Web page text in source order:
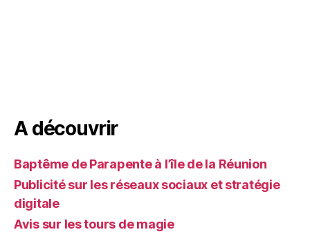
A découvrir
Baptême de Parapente à l’île de la Réunion
Publicité sur les réseaux sociaux et stratégie
digitale
Avis sur les tours de magie